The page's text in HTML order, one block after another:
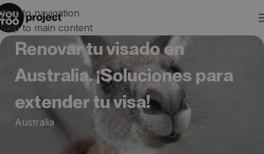
Skip to navigation
Skip to main content
Renovar tu visado en
Australia. ¡Soluciones para
extender tu visa!
Australia